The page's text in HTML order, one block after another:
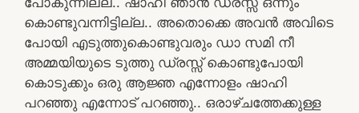
കൊണ്ടുവന്നിട്ടില്ല.. അതൊക്കെ അവൻ അവിടെ
പോയി എടുത്തുകൊണ്ടുവരും ഡാ സമി നീ
അമ്മയിയുടെ ടുത്തു ഡ്രസ്സ്‌ കൊണ്ടുപോയി
കൊടുക്കും ഒരു ആജ്ഞ എന്നോളം ഷാഹി
പറഞ്ഞു എന്നോട് പറഞ്ഞു.. ഒരാഴ്ചത്തേക്കുള്ള